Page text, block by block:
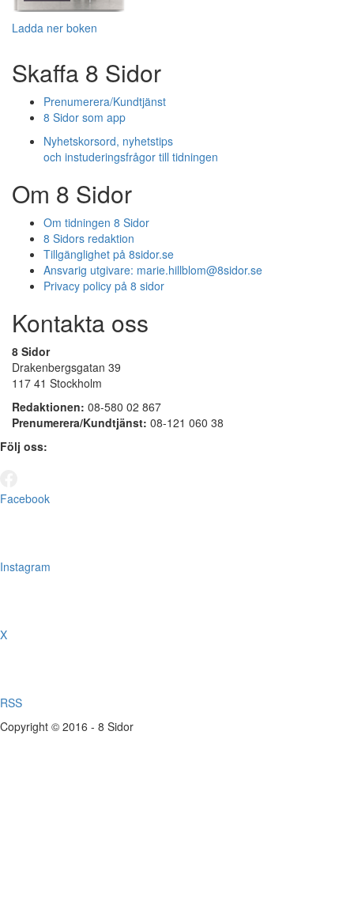
Ladda ner boken
Skaffa 8 Sidor
Prenumerera/Kundtjänst
8 Sidor som app
Nyhetskorsord, nyhetstips
och instuderingsfrågor till tidningen
Om 8 Sidor
Om tidningen 8 Sidor
8 Sidors redaktion
Tillgänglighet på 8sidor.se
Ansvarig utgivare: marie.hillblom@8sidor.se
Privacy policy på 8 sidor
Kontakta oss
8 Sidor
Drakenbergsgatan 39
117 41 Stockholm
Redaktionen: 08-580 02 867
Prenumerera/Kundtjänst: 08-121 060 38
Följ oss:
Facebook
Instagram
X
RSS
Copyright © 2016 - 8 Sidor